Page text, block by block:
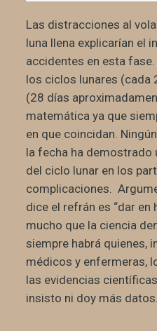
Las distracciones al
luna llena explicarían el
accidentes en esta
los ciclos lunares (cada
(28 días
matemática ya que
en que coincidan.
la fecha ha demostrado
del ciclo lunar en los
complicaciones.
dice el refrán es “dar en
mucho que la ciencia
siempre habrá quienes,
médicos y enfermeras,
las evidencias
insisto ni doy más datos.